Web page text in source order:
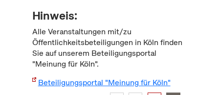
Hinweis:
Alle Veranstaltungen mit/zu
Öffentlichkeitsbeteiligungen in Köln finden
Sie auf unserem Beteiligungsportal
"Meinung für Köln".
Beteiligungsportal "Meinung für Köln"